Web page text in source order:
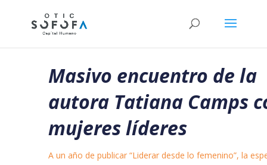
Masivo encuentro de la
autora Tatiana Camps
mujeres líderes
A un año de publicar “Liderar desde lo femenino”, la